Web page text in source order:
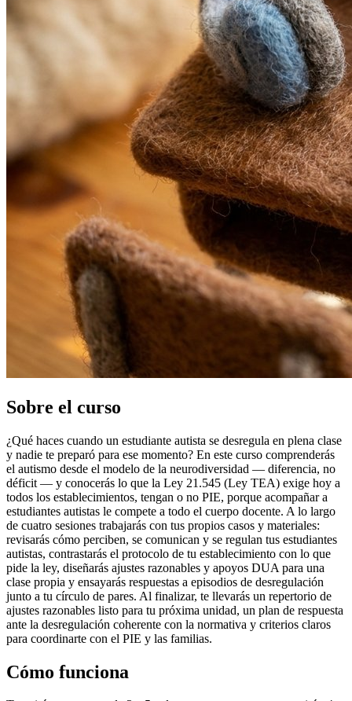
Sobre el curso
¿Qué haces cuando un estudiante autista se desregula en plena clase
y nadie te preparó para ese momento? En este curso comprenderás
el autismo desde el modelo de la neurodiversidad — diferencia, no
déficit — y conocerás lo que la Ley 21.545 (Ley TEA) exige hoy a
todos los establecimientos, tengan o no PIE, porque acompañar a
estudiantes autistas le compete a todo el cuerpo docente. A lo largo
de cuatro sesiones trabajarás con tus propios casos y materiales:
revisarás cómo perciben, se comunican y se regulan tus estudiantes
autistas, contrastarás el protocolo de tu establecimiento con lo que
pide la ley, diseñarás ajustes razonables y apoyos DUA para una
clase propia y ensayarás respuestas a episodios de desregulación
junto a tu círculo de pares. Al finalizar, te llevarás un repertorio de
ajustes razonables listo para tu próxima unidad, un plan de respuesta
ante la desregulación coherente con la normativa y criterios claros
para coordinarte con el PIE y las familias.
Cómo funciona